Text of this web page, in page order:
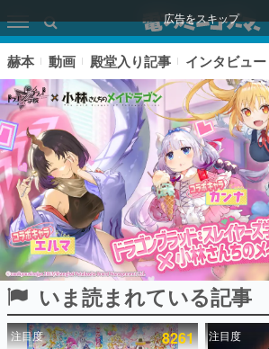
広告をスキップ
ピックアップ
赫本 動画 殿堂入り記事 インタビュー
いま読まれている記事
注目度 8261 注目度